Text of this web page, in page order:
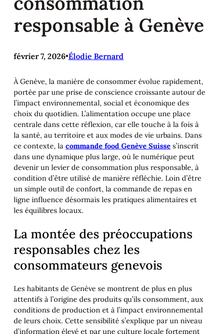
responsable à Genève
février 7, 2026•Élodie Bernard
À Genève, la manière de consommer évolue rapidement,
portée par une prise de conscience croissante autour de
l’impact environnemental, social et économique des
choix du quotidien. L’alimentation occupe une place
centrale dans cette réflexion, car elle touche à la fois à
la santé, au territoire et aux modes de vie urbains. Dans
ce contexte, la commande food Genève Suisse s’inscrit
dans une dynamique plus large, où le numérique peut
devenir un levier de consommation plus responsable, à
condition d’être utilisé de manière réfléchie. Loin d’être
un simple outil de confort, la commande de repas en
ligne influence désormais les pratiques alimentaires et
les équilibres locaux.
La montée des préoccupations
responsables chez les
consommateurs genevois
Les habitants de Genève se montrent de plus en plus
attentifs à l’origine des produits qu’ils consomment, aux
conditions de production et à l’impact environnemental
de leurs choix. Cette sensibilité s’explique par un niveau
d’information élevé et par une culture locale fortement